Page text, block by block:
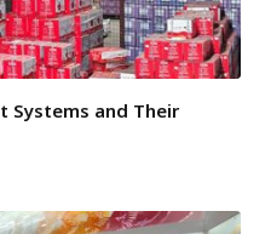
Systems and Their